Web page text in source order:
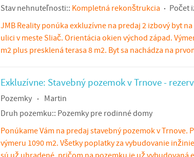
Stav nehnuteľnosti:: Kompletná rekonštrukcia Počet
JMB Reality ponúka exkluzívne na predaj 2 izbový byt
ulici v meste Sliač. Orientácia okien východ západ.
m2 plus presklená terasa 8 m2. Byt sa nachádza na
Exkluzívne: Stavebný pozemok v Trnove - rezerv
Pozemky
Martin
Druh pozemku:: Pozemky pre rodinné domy
Ponúkame Vám na predaj stavebný pozemok v Trnove.
výmeru 1090 m2. Všetky poplatky za vybudovanie